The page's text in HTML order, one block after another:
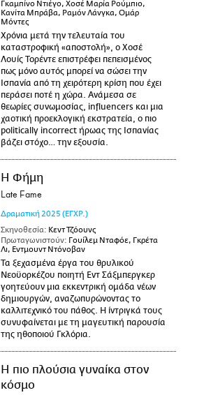
Γκαμπίνο Ντιέγο, Χοσέ Μαρία Ρούμπιο,
Κανίτα Μπράβα, Ραμόν Λάνγκα, Ομάρ
Μόντες
Χρόνια μετά την τελευταία του
καταστροφική «αποστολή», ο Χοσέ
Λουίς Τορέντε επιστρέφει πεπεισμένος
πως μόνο αυτός μπορεί να σώσει την
Ισπανία από τη χειρότερη κρίση που έχει
περάσει ποτέ η χώρα. Ανάμεσα σε
θεωρίες συνωμοσίας, influencers και μια
χαοτική προεκλογική εκστρατεία, ο πιο
politically incorrect ήρωας της Ισπανίας
βάζει στόχο… την εξουσία.
Η Φήμη
Late Fame
Δραματική 2025 (ΕΓΧΡ.)
Σκηνοθεσία: Κεντ Τζόουνς
Πρωταγωνιστούν: Γουίλεμ Νταφόε, Γκρέτα
Λι, Εντμουντ Ντόνοβαν
Τα ξεχασμένα έργα του θρυλικού
Νεοϋορκέζου ποιητή Εντ Σάξμπεργκερ
γοητεύουν μια εκκεντρική ομάδα νέων
δημιουργών, αναζωπυρώνοντας το
καλλιτεχνικό του πάθος. Η ίντριγκά τους
συνυφαίνεται με τη μαγευτική παρουσία
της ηθοποιού Γκλόρια.
Η πιο πλούσια γυναίκα στον
κόσμο